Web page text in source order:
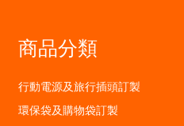
商品分類
行動電源及旅行插頭訂製
環保袋及購物袋訂製